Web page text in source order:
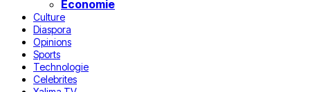
Économie
Culture
Diaspora
Opinions
Sports
Technologie
Celebrites